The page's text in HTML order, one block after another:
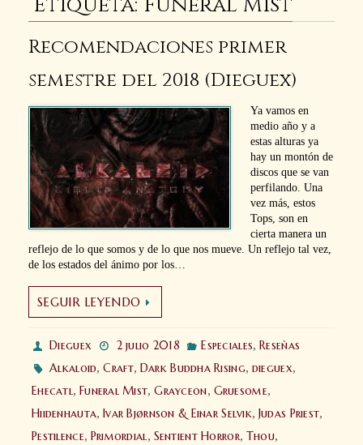
Recomendaciones primer
semestre del 2018 (Dieguex)
Ya vamos en
medio año y a
estas alturas ya
hay un montón de
discos que se van
perfilando. Una
vez más, estos
Tops, son en
cierta manera un
reflejo de lo que somos y de lo que nos mueve. Un reflejo tal vez,
de los estados del ánimo por los…
SEGUIR LEYENDO
Dieguex 2 julio 2018 Especiales,Reseñas
Alkaloid,Craft, Dark Buddha Rising, dieguex,
Ehecatl, Funeral Mist,Grayceon, Gruesome,
Hiidenhauta,Ivar Bjørnson & Einar Selvik, Judas Priest,
Pestilence, Primordial, Sentient Horror, Thou,